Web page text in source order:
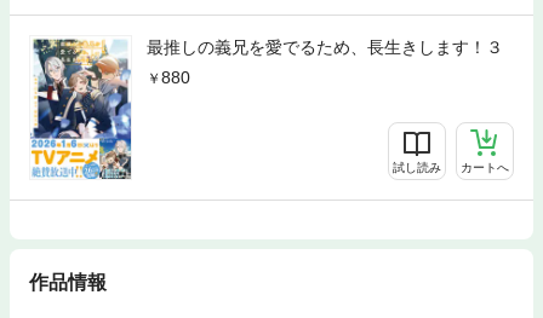
最推しの義兄を愛でるため、長生きします！３
880
試し読み カートへ
作品情報